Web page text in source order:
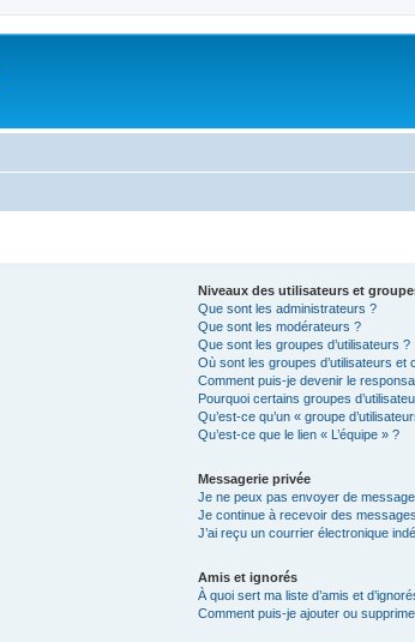
Niveaux des utilisateurs et
Que sont les administrateurs ?
Que sont les modérateurs ?
Que sont les groupes d’utilisateurs ?
Où sont les groupes d’utilisateurs et
Comment puis-je devenir le
Pourquoi certains groupes
Qu’est-ce qu’un « groupe
Qu’est-ce que le lien « L’équipe » ?
Messagerie privée
Je ne peux pas envoyer de
Je continue à recevoir des
J’ai reçu un courrier électronique
Amis et ignorés
À quoi sert ma liste d’amis et
Comment puis-je ajouter ou